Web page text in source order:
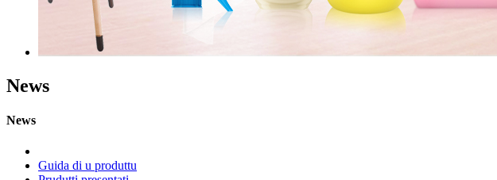
News
News
Guida di u produttu